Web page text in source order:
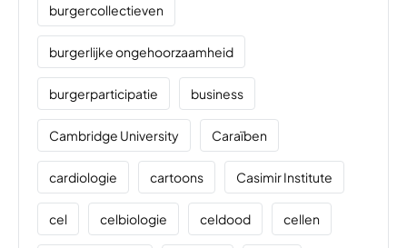
burgercollectieven
burgerlijke ongehoorzaamheid
burgerparticipatie business
Cambridge University Caraïben
cardiologie cartoons Casimir Institute
cel celbiologie celdood cellen